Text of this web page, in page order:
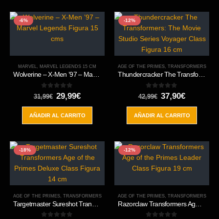
-6%
MARVEL, MARVEL LEGENDS 15 CM
Wolverine – X-Men ’97 – Marvel Legends Figura 15 cms
0out of 5
31,99€ El
precio
original
era:
31,99€.
29,99€El
actual
es:
29,99€.
AÑADIR AL CARRITO
-12%
AGE OF THE PRIMES, TRANSFORMERS
Thundercracker The Transformers: The Movie Studio Series Voyager Class Figura 16 cm
0out of 5
42,99€ El
precio
original
era:
42,99€.
37,90€El
actual
es:
37,90€.
AÑADIR AL CARRITO
-18%
AGE OF THE PRIMES, TRANSFORMERS
-12%
AGE OF THE PRIMES, TRANSFORMERS